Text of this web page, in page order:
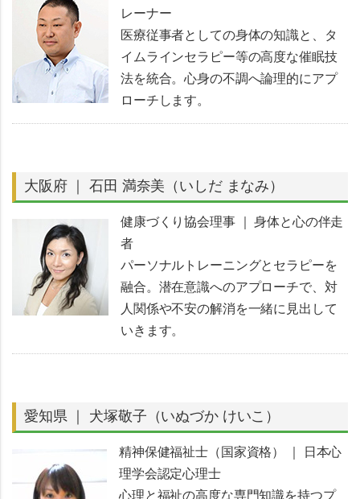
レーナー
医療従事者としての身体の知識と、タ
イムラインセラピー等の高度な催眠技
法を統合。心身の不調へ論理的にアプ
ローチします。
大阪府 ｜ 石田 満奈美（いしだ まなみ）
健康づくり協会理事 ｜ 身体と心の伴走
者
パーソナルトレーニングとセラピーを
融合。潜在意識へのアプローチで、対
人関係や不安の解消を一緒に見出して
いきます。
愛知県 ｜ 犬塚敬子（いぬづか けいこ）
精神保健福祉士（国家資格） ｜ 日本心
理学会認定心理士
心理と福祉の高度な専門知識を持つプ